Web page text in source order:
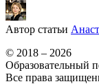
Автор статьи
© 2018 – 2026
Образовательный
Все права